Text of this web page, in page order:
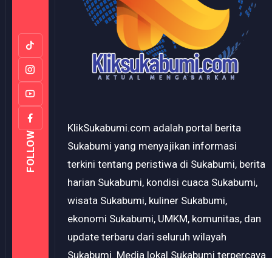
FOLLOW
KlikSukabumi.com adalah portal berita
Sukabumi yang menyajikan informasi
terkini tentang peristiwa di Sukabumi, berita
harian Sukabumi, kondisi cuaca Sukabumi,
wisata Sukabumi, kuliner Sukabumi,
ekonomi Sukabumi, UMKM, komunitas, dan
update terbaru dari seluruh wilayah
Sukabumi. Media lokal Sukabumi terpercaya